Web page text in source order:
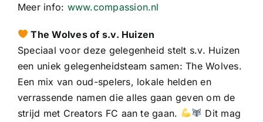
Meer info: www.compassion.nl
The Wolves of s.v. Huizen
Speciaal voor deze gelegenheid stelt s.v. Huizen
een uniek gelegenheidsteam samen: The Wolves.
Een mix van oud-spelers, lokale helden en
verrassende namen die alles gaan geven om de
strijd met Creators FC aan te gaan.
Dit mag